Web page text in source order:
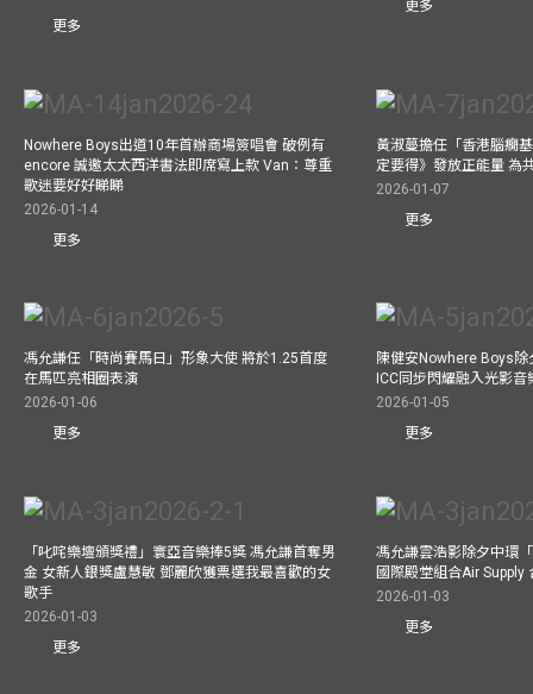
更多
更多
Nowhere Boys出道10年首辦商場簽唱會 破例有
encore 誠邀太太西洋書法即席寫上款 Van：尊重
歌迷要好好睇睇
2026-01-14
更多
黃淑蔓擔任「香港腦癇
定要得》發放正能量 為
2026-01-07
更多
馮允謙任「時尚賽馬日」形象大使 將於1.25首度
在馬匹亮相圈表演
2026-01-06
更多
陳健安Nowhere Boys
ICC同步閃耀融入光影音
2026-01-05
更多
「叱咤樂壇頒獎禮」寰亞音樂捧5獎 馮允謙首奪男
金 女新人銀獎盧慧敏 鄧麗欣獲票選我最喜歡的女
歌手
2026-01-03
更多
馮允謙雲浩影除夕中環
國際殿堂組合Air Supply
2026-01-03
更多